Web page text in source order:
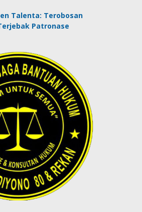
Talenta: Terobosan
Patronase